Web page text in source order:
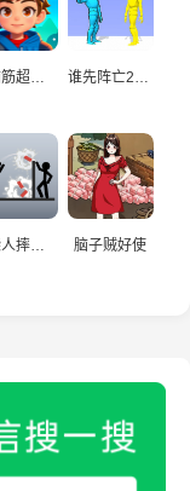
火柴人摔炮仗 脑子贼好使